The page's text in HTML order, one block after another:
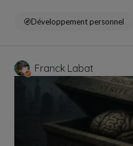
Développement personnel
Franck Labat